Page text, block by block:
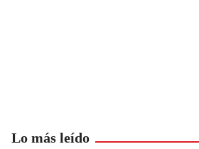
Lo más leído